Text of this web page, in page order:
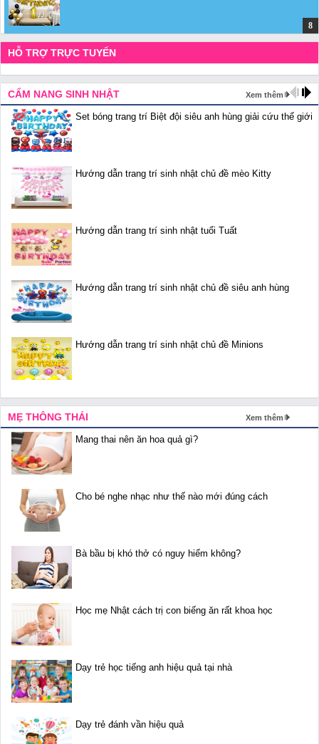
HỖ TRỢ TRỰC TUYẾN
CẨM NANG SINH NHẬT Xem thêm
Set bóng trang trí Biệt đội siêu anh hùng giải cứu thế giới
Hướng dẫn trang trí sinh nhật chủ đề mèo Kitty
Hướng dẫn trang trí sinh nhật tuổi Tuất
Hướng dẫn trang trí sinh nhật chủ đề siêu anh hùng
Hướng dẫn trang trí sinh nhật chủ đề Minions
MẸ THÔNG THÁI Xem thêm
Mang thai nên ăn hoa quả gì?
Cho bé nghe nhạc như thế nào mới đúng cách
Bà bầu bị khó thở có nguy hiểm không?
Học mẹ Nhật cách trị con biếng ăn rất khoa học
Dạy trẻ học tiếng anh hiệu quả tại nhà
Dạy trẻ đánh vần hiệu quả